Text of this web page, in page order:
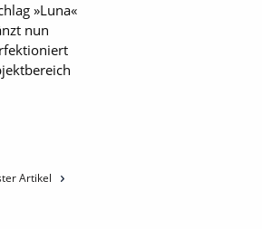
»Luna«
nun
Artikel